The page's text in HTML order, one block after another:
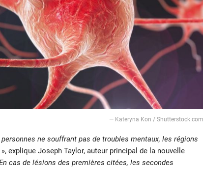
— Kateryna Kon / Shutterstock.com
ne souffrant pas de troubles mentaux, les régions
», explique Joseph Taylor, auteur principal de la nouvelle
cas de lésions des premières citées, les secondes